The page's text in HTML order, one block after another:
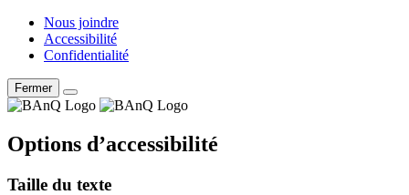
Nous joindre
Accessibilité
Confidentialité
Fermer
Options d’accessibilité
Taille du texte